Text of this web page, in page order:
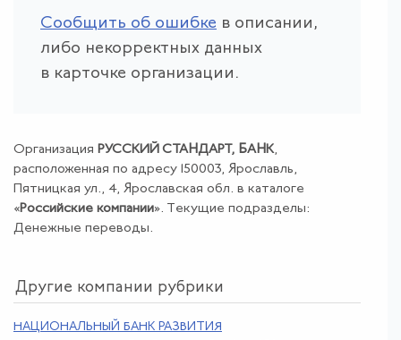
Сообщить об ошибке в описании,
либо некорректных данных
в карточке организации.
Организация РУССКИЙ СТАНДАРТ, БАНК,
расположенная по адресу 150003, Ярославль,
Пятницкая ул., 4, Ярославская обл. в каталоге
«Российские компании». Текущие подразделы:
Денежные переводы.
Другие компании рубрики
НАЦИОНАЛЬНЫЙ БАНК РАЗВИТИЯ